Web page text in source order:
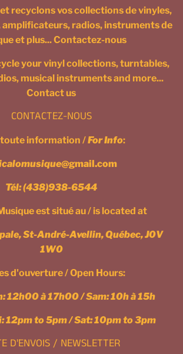
recyclons vos collections de vinyles,
radios, instruments de
et plus... Contactez-nous
your vinyl collections, turntables,
musical instruments and more...
Contact us
CONTACTEZ-NOUS
toute information /For Info:
@gmail.com
Tél:(438)938-6544
est situé au / is located at
St-André-Avellin, Québec, J0V
1W0
d'ouverture / Open Hours:
12h00 à 17h00 / Sam: 10h à 15h
12pm to 5pm / Sat: 10pm to 3pm
D'ENVOIS / NEWSLETTER